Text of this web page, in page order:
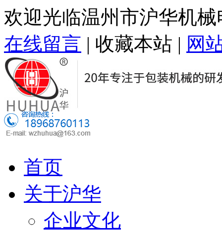
欢迎光临温州市沪华机
在线留言 | 收藏本站 | 网
首页
关于沪华
企业文化